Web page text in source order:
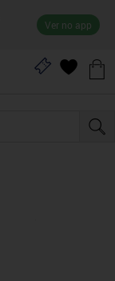
Ver no app